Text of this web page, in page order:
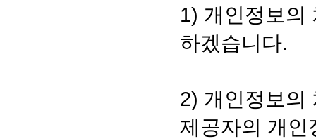
1) 개인정보의
하겠습니다.
2) 개인정보의
제공자의 개인